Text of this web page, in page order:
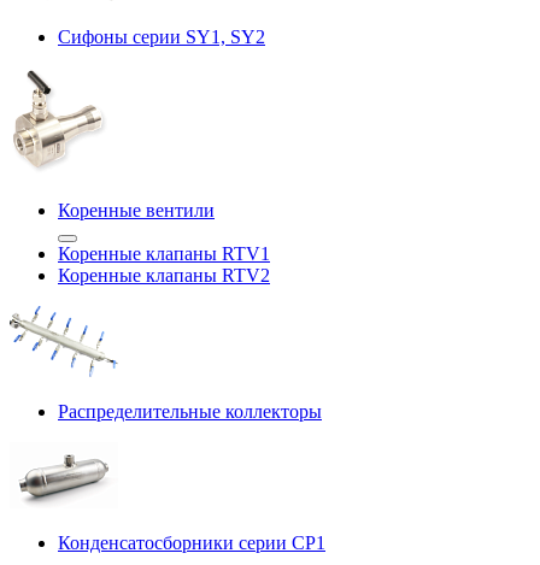
Сифоны серии SY1, SY2
Коренные вентили
Коренные клапаны RTV1
Коренные клапаны RTV2
Распределительные коллекторы
Конденсатосборники серии CP1